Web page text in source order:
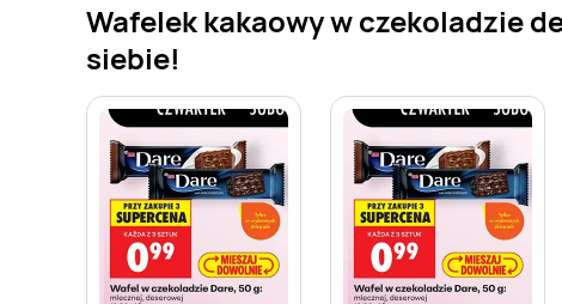
Wafelek kakaowy w czekoladzie
siebie!